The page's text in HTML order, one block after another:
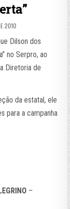
2010
Dilson dos
no Serpro, ao
Diretoria de
da estatal, ele
para a campanha
–